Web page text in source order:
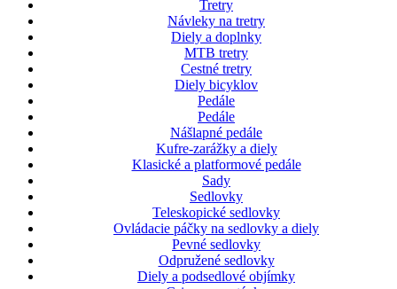
Tretry
Návleky na tretry
Diely a doplnky
MTB tretry
Cestné tretry
Diely bicyklov
Pedále
Pedále
Nášlapné pedále
Kufre-zarážky a diely
Klasické a platformové pedále
Sady
Sedlovky
Teleskopické sedlovky
Ovládacie páčky na sedlovky a diely
Pevné sedlovky
Odpružené sedlovky
Diely a podsedlové objímky